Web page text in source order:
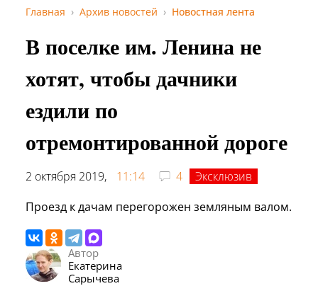
Главная Архив новостей Новостная лента
В поселке им. Ленина не
хотят, чтобы дачники
ездили по
отремонтированной дороге
2 октября 2019, 11:14 4
Эксклюзив
Проезд к дачам перегорожен земляным валом.
Автор
Екатерина
Сарычева